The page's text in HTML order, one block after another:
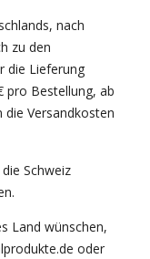
nach
zu den
die Lieferung
pro Bestellung, ab
Versandkosten
Schweiz
Land wünschen,
oder